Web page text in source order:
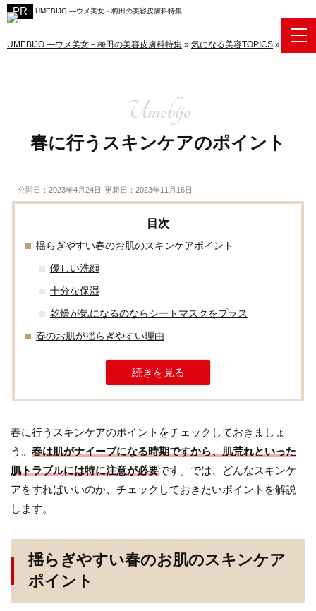
UMEBIJO ―ウメ美女－梅田の美容皮膚科特集
UMEBIJO ―ウメ美女－梅田の美容皮膚科特集 » 気になる美容TOPICS » 春に行
春に行うスキンケアのポイント
公開日：2023年4月24日 更新日：2023年11月16日
揺らぎやすい春のお肌のスキンケアポイント
優しい洗顔
十分な保湿
乾燥が気になるのならシートマスクをプラス
春のお肌が揺らぎやすい理由
続きを見る
春に行うスキンケアのポイントをチェックしておきましょ
う。 春は肌がナイーブになる時期ですから、肌荒れといった
肌トラブルには特に注意が必要です。では、どんなスキンケ
アをすればいいのか、チェックしておきたいポイントを解説
します。
揺らぎやすい春のお肌のスキンケア
ポイント